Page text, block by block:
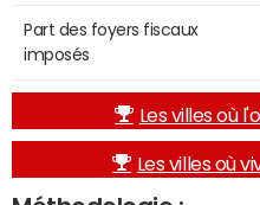
Part des foyers fiscaux
imposés
Les villes où
Les villes où